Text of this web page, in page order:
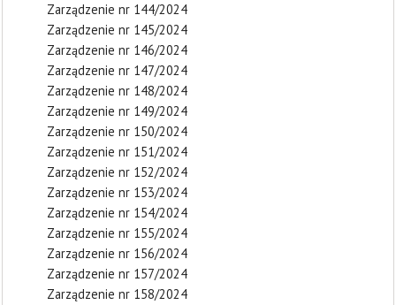
Zarządzenie nr 144/2024
Zarządzenie nr 145/2024
Zarządzenie nr 146/2024
Zarządzenie nr 147/2024
Zarządzenie nr 148/2024
Zarządzenie nr 149/2024
Zarządzenie nr 150/2024
Zarządzenie nr 151/2024
Zarządzenie nr 152/2024
Zarządzenie nr 153/2024
Zarządzenie nr 154/2024
Zarządzenie nr 155/2024
Zarządzenie nr 156/2024
Zarządzenie nr 157/2024
Zarządzenie nr 158/2024